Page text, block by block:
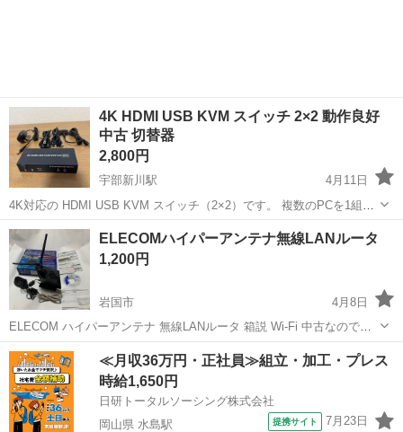
4K HDMI USB KVM スイッチ 2×2 動作良好
中古 切替器
2,800円
宇部新川駅
4月11日
4K対応の HDMI USB KVM スイッチ（2×2）です。 複数のPCを1組の
キーボード・マウス・モニターで切り替えて使える便利な機器です。
購入後2日間だけ使用しました。 私が使用していた間は 問題なく動作
してい...
山口 宇部市 周辺機器 KVM
ELECOMハイパーアンテナ無線LANルータ
1,200円
岩国市
4月8日
ELECOM ハイパーアンテナ 無線LANルータ 箱説 Wi-Fi 中古なのでご
理解の上ご購入お願いします。 プロフィールを見て❗️メッセージ問い合
わせをお願いします。 直接取引手渡し‼️（山口県岩国市内） 郵送配送
不可‼️
山口 岩国市 周辺機器 ルータ
≪月収36万円・正社員≫組立・加工・プレス
時給1,650円
日研トータルソーシング株式会社
岡山県 水島駅
提携サイト 7月23日